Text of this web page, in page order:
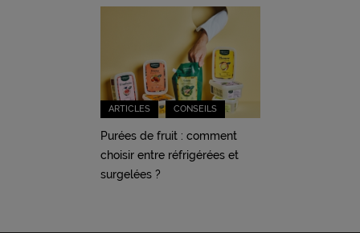
ARTICLES CONSEILS
Purées de fruit : comment
choisir entre réfrigérées et
surgelées ?